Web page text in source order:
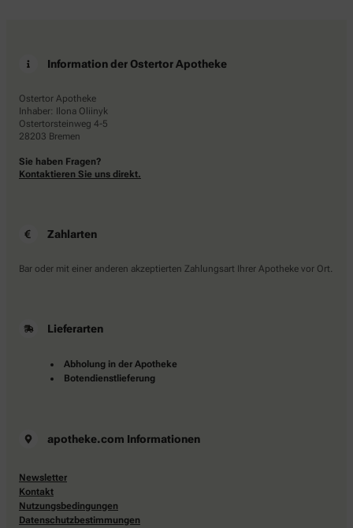
Information der Ostertor Apotheke
Ostertor Apotheke
Inhaber: Ilona Oliinyk
Ostertorsteinweg 4-5
28203 Bremen
Sie haben Fragen?
Kontaktieren Sie uns direkt.
Zahlarten
Bar oder mit einer anderen akzeptierten Zahlungsart Ihrer Apotheke vor Ort.
Lieferarten
Abholung in der Apotheke
Botendienstlieferung
apotheke.com Informationen
Newsletter
Kontakt
Nutzungsbedingungen
Datenschutzbestimmungen